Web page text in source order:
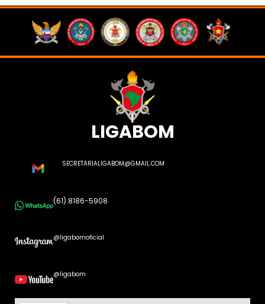
LIGABOM
SECRETARIALIGABOM@GMAIL.COM
(61) 8186-5908
@ligabomoficial
@ligabom